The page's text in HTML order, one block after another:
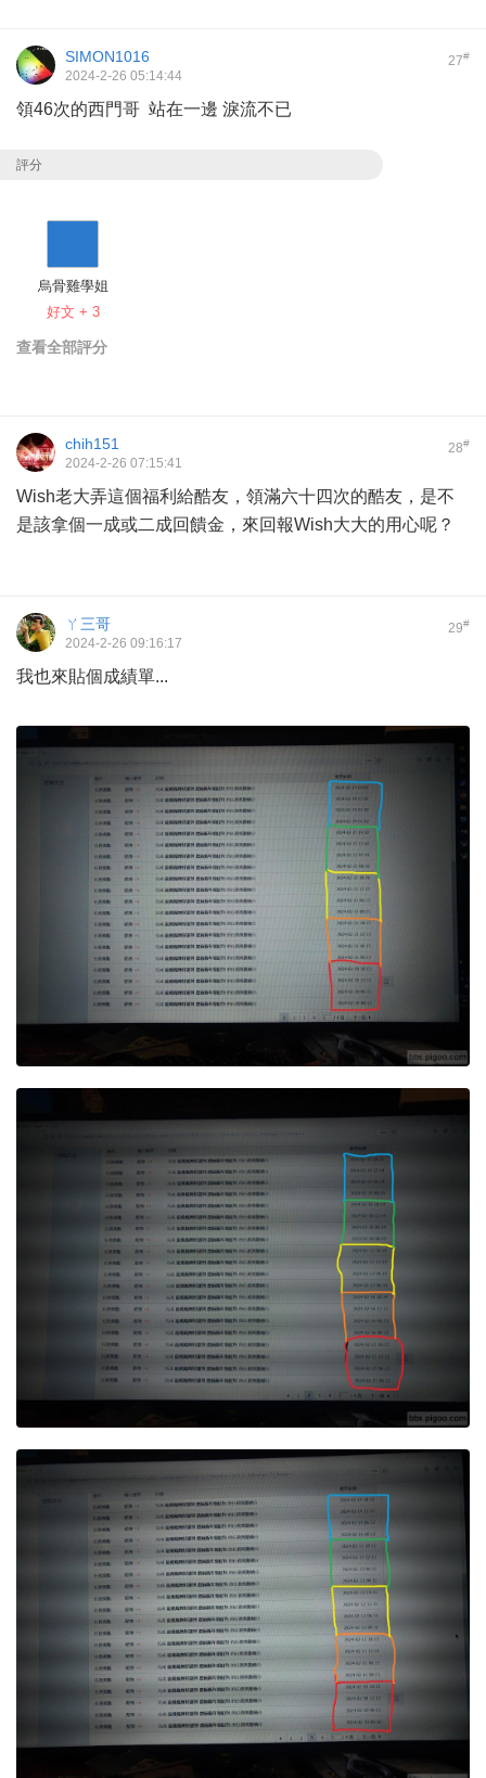
27#
SIMON1016
2024-2-26 05:14:44
領46次的西門哥 站在一邊 淚流不已
評分
烏骨雞學姐
好文 + 3
查看全部評分
28#
chih151
2024-2-26 07:15:41
Wish老大弄這個福利給酷友，領滿六十四次的酷友，是不
是該拿個一成或二成回饋金，來回報Wish大大的用心呢？
29#
ㄚ三哥
2024-2-26 09:16:17
我也來貼個成績單...